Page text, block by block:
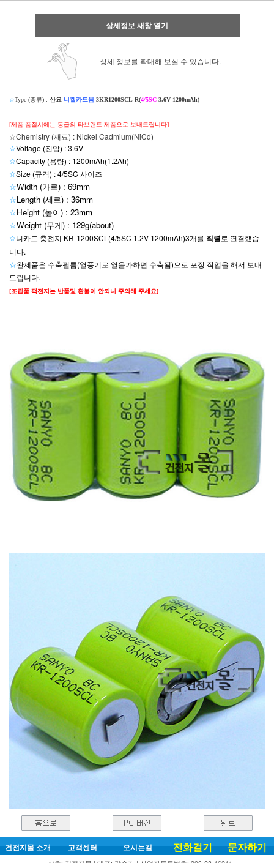
상세정보 새창 열기
상세 정보를 확대해 보실 수 있습니다.
☆Type (종류) : 산요 니켈카드뮴 3KR1200SCL-R(4/5SC 3.6V 1200mAh)
[제품 품절시에는 동급의 타브랜드 제품으로 보내드립니다]
☆Chemistry (재료) : Nickel Cadmium(NiCd)
☆Voltage (전압) : 3.6V
☆Capacity (용량) : 1200mAh(1.2Ah)
☆Size (규격) : 4/5SC 사이즈
☆Width (가로) : 69mm
☆Length (세로) : 36mm
☆Height (높이) : 23mm
☆Weight (무게) : 129g(about)
☆니카드 충전지 KR-1200SCL(4/5SC 1.2V 1200mAh)3개를 직렬로 연결했습
니다.
☆완제품은 수축필름(열풍기로 열을가하면 수축됨)으로 포장 작업을 해서 보내
드립니다.
[조립품 팩전지는 반품및 환불이 안되니 주의해 주세요]
건전지몰 소개 고객센터 오시는길 전화걸기 문자하기